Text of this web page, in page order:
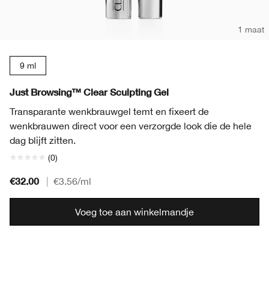
1 maat
9 ml
Just Browsing™ Clear Sculpting Gel
Transparante wenkbrauwgel temt en fixeert de
wenkbrauwen direct voor een verzorgde look die de hele
dag blijft zitten.
(0)
€32.00 €3.56/ml
Voeg toe aan winkelmandje